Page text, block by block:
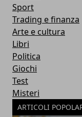
Sport
Trading e finanza
Arte e cultura
Libri
Politica
Giochi
Test
Misteri
ARTICOLI